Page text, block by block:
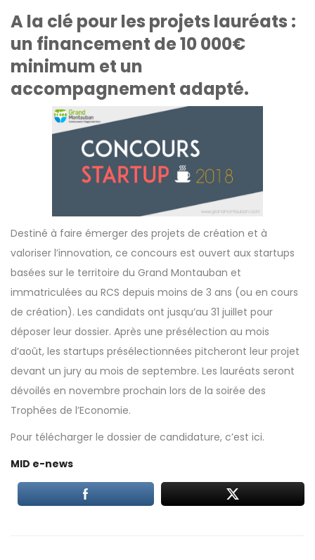
A la clé pour les projets lauréats :
un financement de 10 000€
minimum et un
accompagnement adapté.
Destiné à faire émerger des projets de création et à
valoriser l’innovation, ce concours est ouvert aux startups
basées sur le territoire du Grand Montauban et
immatriculées au RCS depuis moins de 3 ans (ou en cours
de création). Les candidats ont jusqu’au 31 juillet pour
déposer leur dossier. Après une présélection au mois
d’août, les startups présélectionnées pitcheront leur projet
devant un jury au mois de septembre. Les lauréats seront
dévoilés en novembre prochain lors de la soirée des
Trophées de l’Economie.
Pour télécharger le dossier de candidature, c’est ici.
MID e-news